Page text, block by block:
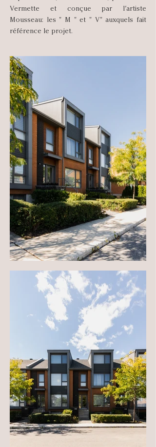
Vermette et conçue par l’artiste
Mousseau: les " M " et " V" auxquels fait
référence le projet.